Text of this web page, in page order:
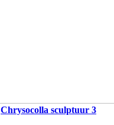
Chrysocolla sculptuur 3